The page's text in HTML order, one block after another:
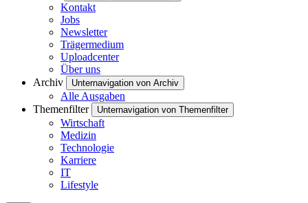
Kontakt
Jobs
Newsletter
Trägermedium
Uploadcenter
Über uns
Archiv
Unternavigation von Archiv
Alle Ausgaben
Themenfilter
Unternavigation von Themenfilter
Wirtschaft
Medizin
Technologie
Karriere
IT
Lifestyle